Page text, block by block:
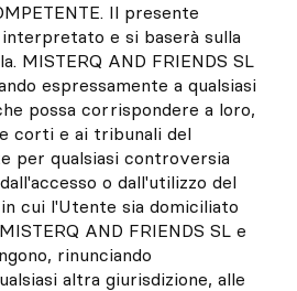
Il presente
e si baserà sulla
MISTERQ AND FRIENDS SL
espressamente a qualsiasi
possa corrispondere a loro,
corti e ai tribunali del
per qualsiasi controversia
o dall'utilizzo del
cui l'Utente sia domiciliato
AND FRIENDS SL e
rinunciando
altra giurisdizione, alle